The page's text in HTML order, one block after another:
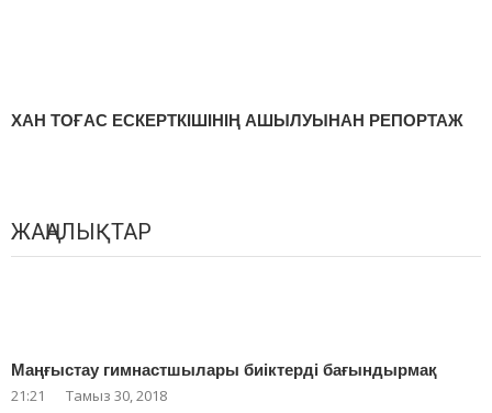
ХАН ТОҒАС ЕСКЕРТКІШІНІҢ АШЫЛУЫНАН РЕПОРТАЖ
ЖАҢАЛЫҚТАР
Маңғыстау гимнастшылары биіктерді бағындырмақ
21:21 Тамыз 30, 2018